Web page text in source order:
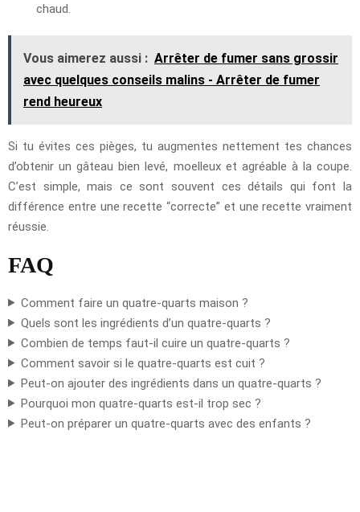
chaud.
Vous aimerez aussi : Arrêter de fumer sans grossir
avec quelques conseils malins - Arrêter de fumer
rend heureux
Si tu évites ces pièges, tu augmentes nettement tes chances
d’obtenir un gâteau bien levé, moelleux et agréable à la coupe.
C’est simple, mais ce sont souvent ces détails qui font la
différence entre une recette “correcte” et une recette vraiment
réussie.
FAQ
Comment faire un quatre-quarts maison ?
Quels sont les ingrédients d’un quatre-quarts ?
Combien de temps faut-il cuire un quatre-quarts ?
Comment savoir si le quatre-quarts est cuit ?
Peut-on ajouter des ingrédients dans un quatre-quarts ?
Pourquoi mon quatre-quarts est-il trop sec ?
Peut-on préparer un quatre-quarts avec des enfants ?